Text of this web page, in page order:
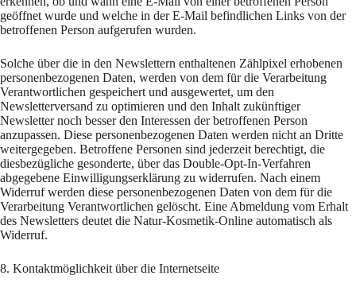
geöffnet wurde und welche in der E-Mail befindlichen Links von der
betroffenen Person aufgerufen wurden.
Solche über die in den Newslettern enthaltenen Zählpixel erhobenen
personenbezogenen Daten, werden von dem für die Verarbeitung
Verantwortlichen gespeichert und ausgewertet, um den
Newsletterversand zu optimieren und den Inhalt zukünftiger
Newsletter noch besser den Interessen der betroffenen Person
anzupassen. Diese personenbezogenen Daten werden nicht an Dritte
weitergegeben. Betroffene Personen sind jederzeit berechtigt, die
diesbezügliche gesonderte, über das Double-Opt-In-Verfahren
abgegebene Einwilligungserklärung zu widerrufen. Nach einem
Widerruf werden diese personenbezogenen Daten von dem für die
Verarbeitung Verantwortlichen gelöscht. Eine Abmeldung vom Erhalt
des Newsletters deutet die Natur-Kosmetik-Online automatisch als
Widerruf.
8. Kontaktmöglichkeit über die Internetseite